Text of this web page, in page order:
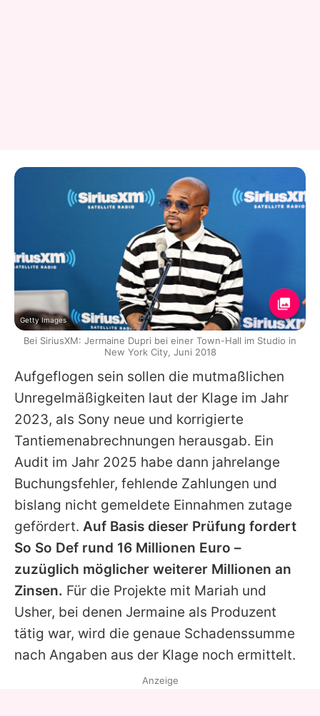
Aufgeflogen sein sollen die mutmaßlichen
Unregelmäßigkeiten laut der Klage im Jahr
2023, als Sony neue und korrigierte
Tantiemenabrechnungen herausgab. Ein
Audit im Jahr 2025 habe dann jahrelange
Buchungsfehler, fehlende Zahlungen und
bislang nicht gemeldete Einnahmen zutage
gefördert. Auf Basis dieser Prüfung fordert
So So Def rund 16 Millionen Euro –
zuzüglich möglicher weiterer Millionen an
Zinsen. Für die Projekte mit Mariah und
Usher, bei denen Jermaine als Produzent
tätig war, wird die genaue Schadenssumme
nach Angaben aus der Klage noch ermittelt.
Getty Images
Bei SiriusXM: Jermaine Dupri bei einer Town-Hall im Studio in
New York City, Juni 2018
Anzeige